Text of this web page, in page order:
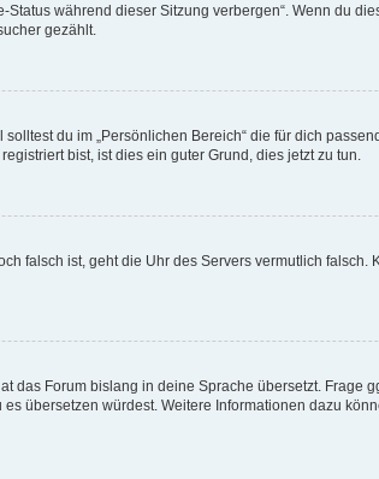
während dieser Sitzung verbergen“. Wenn du
gezählt.
du im „Persönlichen Bereich“ die für dich
bist, ist dies ein guter Grund, dies jetzt zu tun.
falsch ist, geht die Uhr des Servers vermutlich falsch.
Forum bislang in deine Sprache übersetzt. Frage
übersetzen würdest. Weitere Informationen dazu